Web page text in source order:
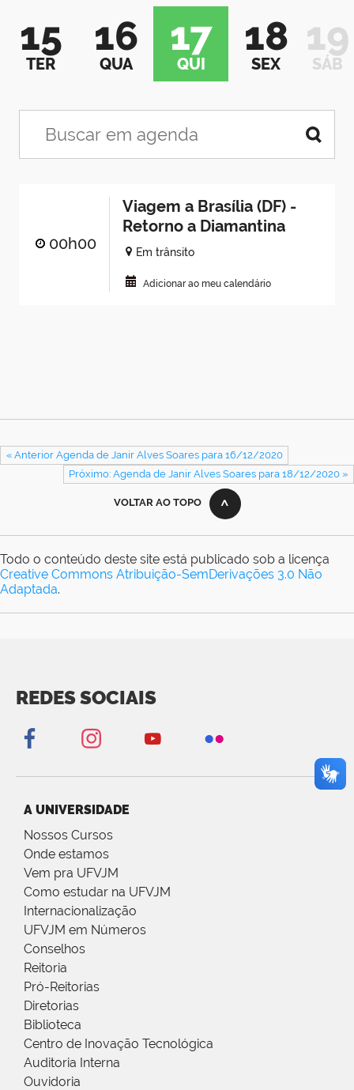
15
TER
16
QUA
17
QUI
18
SEX
19
SÁB
00h00
Viagem a Brasília (DF) -
Retorno a Diamantina
Em trânsito
Adicionar ao meu calendário
« Anterior Agenda de Janir Alves Soares para 16/12/2020
Próximo: Agenda de Janir Alves Soares para 18/12/2020 »
VOLTAR AO TOPO
Todo o conteúdo deste site está publicado sob a licença
Creative Commons Atribuição-SemDerivações 3.0 Não
Adaptada.
REDES SOCIAIS
A UNIVERSIDADE
Nossos Cursos
Onde estamos
Vem pra UFVJM
Como estudar na UFVJM
Internacionalização
UFVJM em Números
Conselhos
Reitoria
Pró-Reitorias
Diretorias
Biblioteca
Centro de Inovação Tecnológica
Auditoria Interna
Ouvidoria